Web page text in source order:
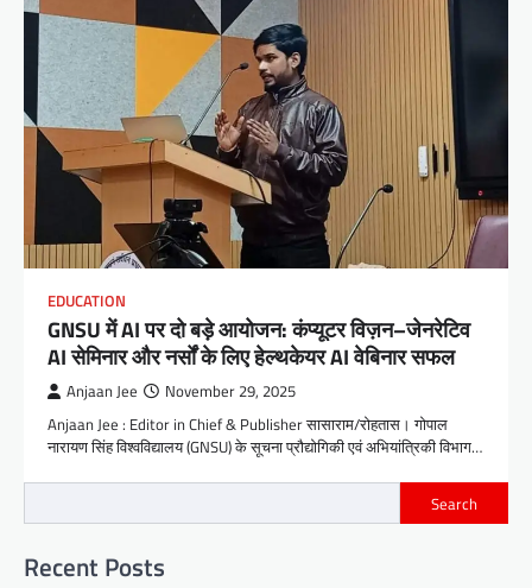
EDUCATION
GNSU में AI पर दो बड़े आयोजन: कंप्यूटर विज़न–जेनरेटिव
AI सेमिनार और नर्सों के लिए हेल्थकेयर AI वेबिनार सफल
Anjaan Jee November 29, 2025
Anjaan Jee : Editor in Chief & Publisher सासाराम/रोहतास। गोपाल
नारायण सिंह विश्वविद्यालय (GNSU) के सूचना प्रौद्योगिकी एवं अभियांत्रिकी विभाग…
Search
Recent Posts